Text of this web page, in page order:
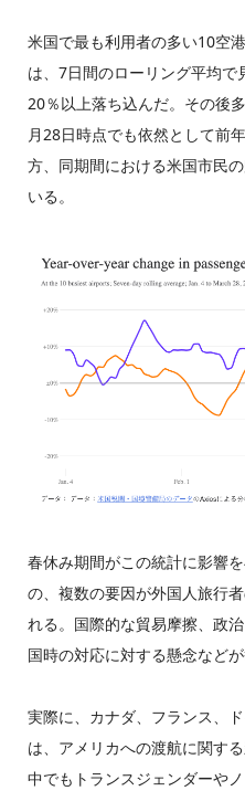
米国で最も利用者の多い10空
は、7日間のローリング平均
20％以上落ち込んだ。その後
月28日時点でも依然として前
方、同期間における米国市民
いる。
春休み期間がこの統計に影響
の、複数の要因が外国人旅行
れる。国際的な貿易摩擦、政
国時の対応に対する懸念などが
実際に、カナダ、フランス、
は、アメリカへの渡航に関す
中でもトランスジェンダーや